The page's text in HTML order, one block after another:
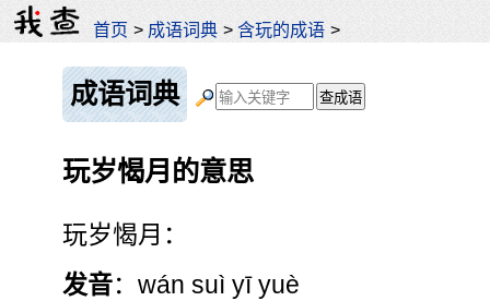
首页 > 成语词典 >含玩的成语 >
成语词典
玩岁愒月的意思
玩岁愒月：
发音：wán suì yī yuè